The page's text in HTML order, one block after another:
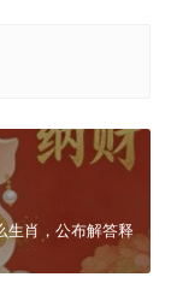
生肖，公布解答释